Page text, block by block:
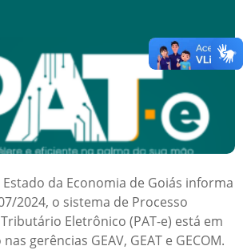
da Economia de Goiás informa
2024, o sistema de Processo
Eletrônico (PAT-e) está em
gerências GEAV, GEAT e GECOM.